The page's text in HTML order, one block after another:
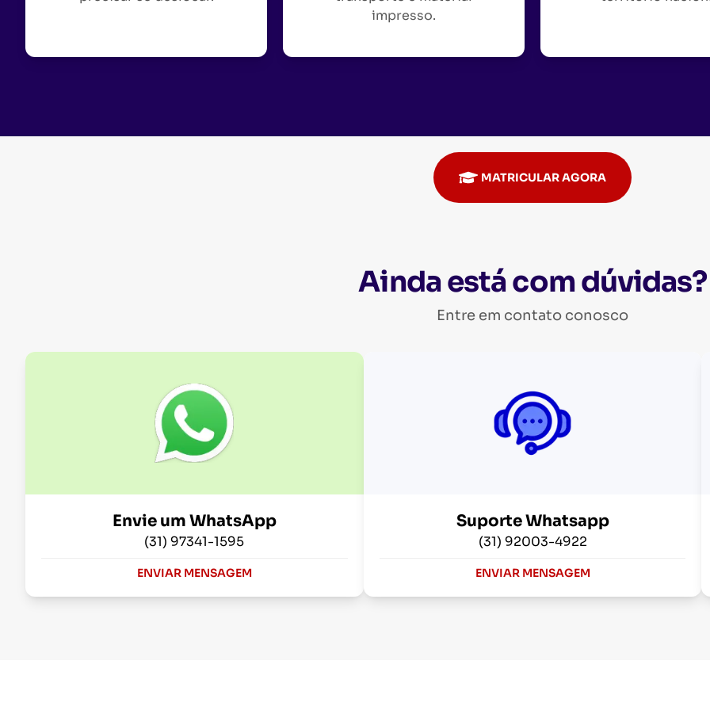
impresso.
MATRICULAR AGORA
Ainda está com dúvidas?
Entre em contato conosco
Envie um WhatsApp
(31) 97341-1595
ENVIAR MENSAGEM
Suporte Whatsapp
(31) 92003-4922
ENVIAR MENSAGEM